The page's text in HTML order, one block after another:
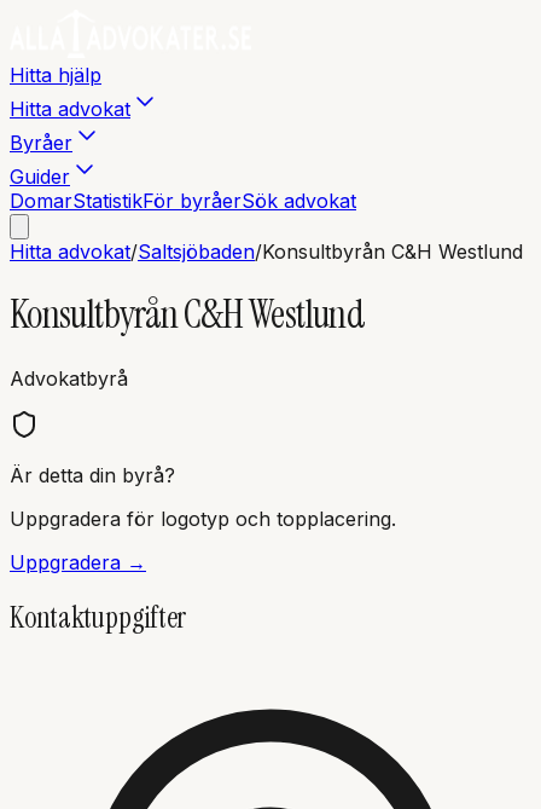
Hitta hjälp
Hitta advokat
Byråer
Guider
DomarStatistikFör byråerSök advokat
Hitta advokat/Saltsjöbaden/Konsultbyrån C&H Westlund
Konsultbyrån C&H Westlund
Advokatbyrå
Är detta din byrå?
Uppgradera för logotyp och topplacering.
Uppgradera →
Kontaktuppgifter